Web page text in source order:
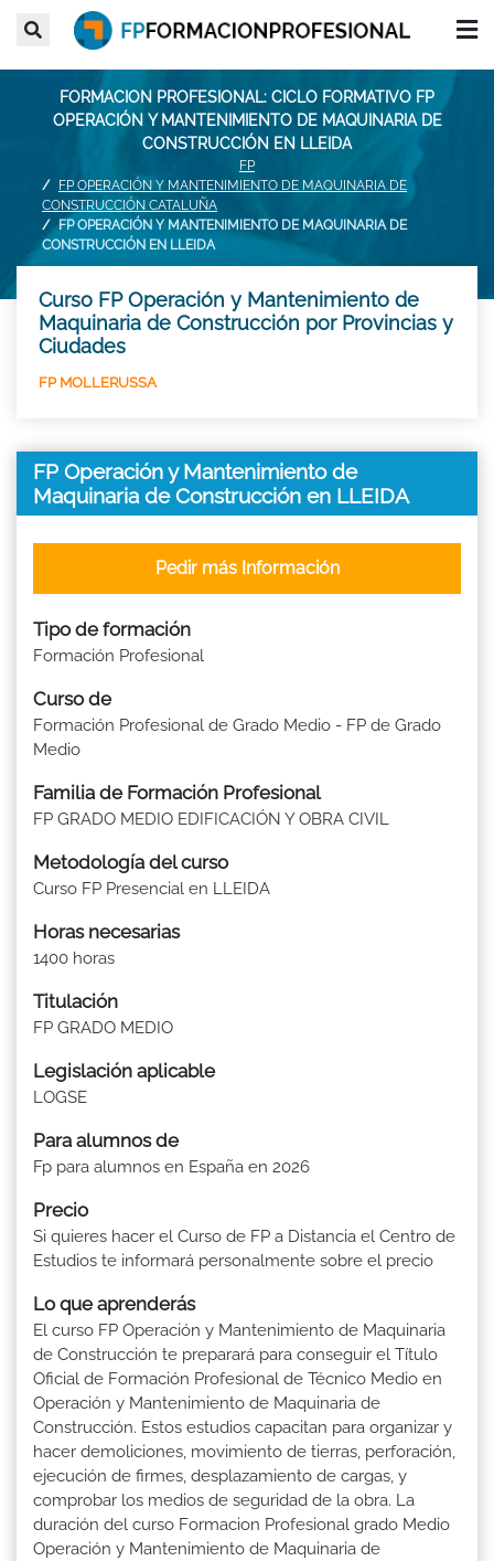
FORMACION PROFESIONAL: CICLO FORMATIVO FP
OPERACIÓN Y MANTENIMIENTO DE MAQUINARIA DE
CONSTRUCCIÓN EN LLEIDA
FP
FP OPERACIÓN Y MANTENIMIENTO DE MAQUINARIA DE
CONSTRUCCIÓN CATALUÑA
FP OPERACIÓN Y MANTENIMIENTO DE MAQUINARIA DE
CONSTRUCCIÓN EN LLEIDA
Curso FP Operación y Mantenimiento de
Maquinaria de Construcción por Provincias y
Ciudades
FP MOLLERUSSA
FP Operación y Mantenimiento de
Maquinaria de Construcción en LLEIDA
Tipo de formación
Formación Profesional
Curso de
Formación Profesional de Grado Medio - FP de Grado
Medio
Familia de Formación Profesional
FP GRADO MEDIO EDIFICACIÓN Y OBRA CIVIL
Metodología del curso
Curso FP Presencial en LLEIDA
Horas necesarias
1400 horas
Titulación
FP GRADO MEDIO
Legislación aplicable
LOGSE
Para alumnos de
Fp para alumnos en España en 2026
Precio
Si quieres hacer el Curso de FP a Distancia el Centro de
Estudios te informará personalmente sobre el precio
Pedir más Información
Lo que aprenderás
El curso FP Operación y Mantenimiento de Maquinaria
de Construcción te preparará para conseguir el Título
Oficial de Formación Profesional de Técnico Medio en
Operación y Mantenimiento de Maquinaria de
Construcción. Estos estudios capacitan para organizar y
hacer demoliciones, movimiento de tierras, perforación,
ejecución de firmes, desplazamiento de cargas, y
comprobar los medios de seguridad de la obra. La
duración del curso Formacion Profesional grado Medio
Operación y Mantenimiento de Maquinaria de